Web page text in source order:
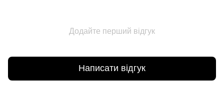
Додайте перший відгук
Написати відгук